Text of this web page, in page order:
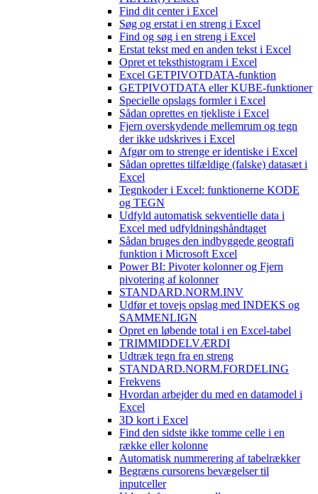
Find dit center i Excel
Søg og erstat i en streng i Excel
Find og søg i en streng i Excel
Erstat tekst med en anden tekst i Excel
Opret et teksthistogram i Excel
Excel GETPIVOTDATA-funktion
GETPIVOTDATA eller KUBE-funktioner
Specielle opslags formler i Excel
Sådan oprettes en tjekliste i Excel
Fjern overskydende mellemrum og tegn
der ikke udskrives i Excel
Afgør om to strenge er identiske i Excel
Sådan oprettes tilfældige (falske) datasæt i
Excel
Tegnkoder i Excel: funktionerne KODE
og TEGN
Udfyld automatisk sekventielle data i
Excel med udfyldningshåndtaget
Sådan bruges den indbyggede geografi
funktion i Microsoft Excel
Power BI: Pivoter kolonner og Fjern
pivotering af kolonner
STANDARD.NORM.INV
Udfør et tovejs opslag med INDEKS og
SAMMENLIGN
Opret en løbende total i en Excel-tabel
TRIMMIDDELVÆRDI
Udtræk tegn fra en streng
STANDARD.NORM.FORDELING
Frekvens
Hvordan arbejder du med en datamodel i
Excel
3D kort i Excel
Find den sidste ikke tomme celle i en
række eller kolonne
Automatisk nummerering af tabelrækker
Begræns cursorens bevægelser til
inputceller